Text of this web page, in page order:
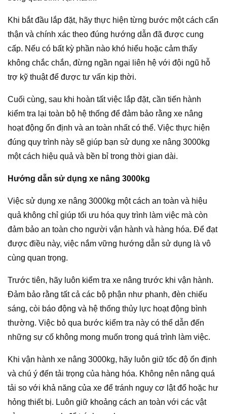
Khi bắt đầu lắp đặt, hãy thực hiện từng bước một cách cẩn
thận và chính xác theo đúng hướng dẫn đã được cung
cấp. Nếu có bất kỳ phần nào khó hiểu hoặc cảm thấy
không chắc chắn, đừng ngần ngại liên hệ với đội ngũ hỗ
trợ kỹ thuật để được tư vấn kịp thời.
Cuối cùng, sau khi hoàn tất việc lắp đặt, cần tiến hành
kiểm tra lại toàn bộ hệ thống để đảm bảo rằng xe nâng
hoạt động ổn định và an toàn nhất có thể. Việc thực hiện
đúng quy trình này sẽ giúp bạn sử dụng xe nâng 3000kg
một cách hiệu quả và bền bỉ trong thời gian dài.
Hướng dẫn sử dụng xe nâng 3000kg
Việc sử dụng xe nâng 3000kg một cách an toàn và hiệu
quả không chỉ giúp tối ưu hóa quy trình làm việc mà còn
đảm bảo an toàn cho người vận hành và hàng hóa. Để đạt
được điều này, việc nắm vững hướng dẫn sử dụng là vô
cùng quan trọng.
Trước tiên, hãy luôn kiểm tra xe nâng trước khi vận hành.
Đảm bảo rằng tất cả các bộ phận như phanh, đèn chiếu
sáng, còi báo động và hệ thống thủy lực hoạt động bình
thường. Việc bỏ qua bước kiểm tra này có thể dẫn đến
những sự cố không mong muốn trong quá trình làm việc.
Khi vận hành xe nâng 3000kg, hãy luôn giữ tốc độ ổn định
và chú ý đến tải trọng của hàng hóa. Không nên nâng quá
tải so với khả năng của xe để tránh nguy cơ lật đổ hoặc hư
hỏng thiết bị. Luôn giữ khoảng cách an toàn với các vật